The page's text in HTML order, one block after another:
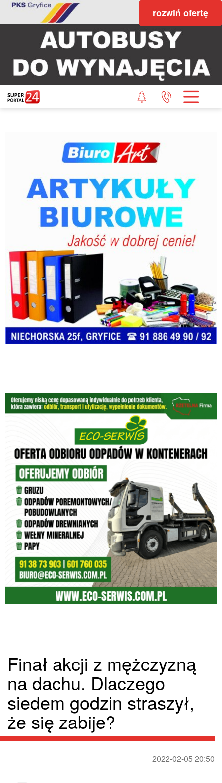
rozwiń ofertę
Finał akcji z mężczyzną
na dachu. Dlaczego
siedem godzin straszył,
że się zabije?
2022-02-05 20:50
STRONA GŁÓWNA
POWIAT GRYFICKI
WIADOMOŚCI Z LASU
STUDIO SUPERPORTALU
REDAKCJA
REGULAMIN